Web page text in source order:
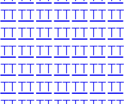
TTTTTTTTTTTTTT
TTTTTTTTTTTTTT
TTTTTTTTTTTTTT
TTTTTTTTTTTTTT
TTTTTTTTTTTTTT